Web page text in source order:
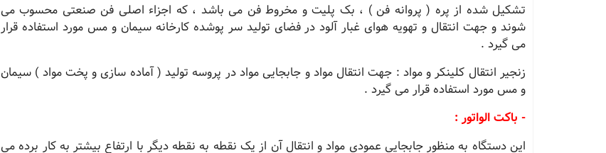
تشکیل شده از پره ( پروانه فن ) ، بک پلیت و مخروط فن می باشد ، که اجزاء اصلی فن صنعتی محسوب می
شوند و جهت انتقال و تهویه هوای غبار آلود در فضای تولید سر پوشده کارخانه سیمان و مس مورد استفاده قرار
می گیرد .
زنجیر انتقال کلینکر و مواد : جهت انتقال مواد و جابجایی مواد در پروسه تولید ( آماده سازی و پخت مواد ) سیمان
و مس مورد استفاده قرار می گیرد .
- باکت الواتور :
این دستگاه به منظور جابجایی عمودی مواد و انتقال آن از یک نقطه به نقطه دیگر با ارتفاع بیشتر به کار برده می